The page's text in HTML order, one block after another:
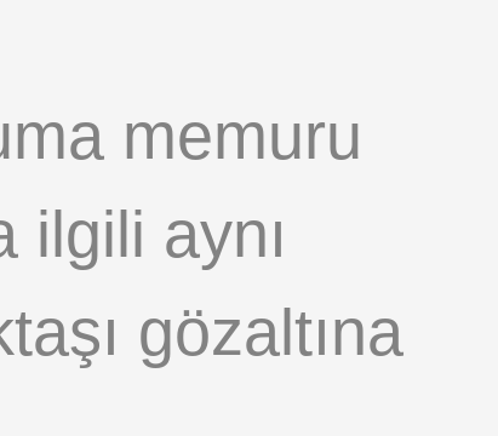
memuru
ilgili aynı
gözaltına